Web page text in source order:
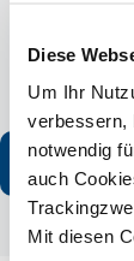
Diese
Um Ihr
verbessern,
notwendig
auch
Mit diesen
betreut, der